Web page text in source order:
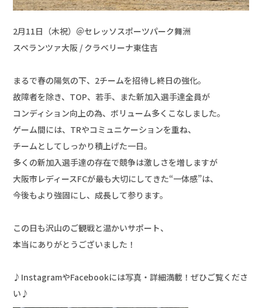
2月11日（木祝）＠セレッソスポーツパーク舞洲
スペランツァ大阪 / クラベリーナ東住吉
まるで春の陽気の下、2チームを招待し終日の強化。
故障者を除き、TOP、若手、また新加入選手達全員が
コンディション向上の為、ボリューム多くこなしました。
ゲーム間には、TRやコミュニケーションを重ね、
チームとしてしっかり積上げた一日。
多くの新加入選手達の存在で競争は激しさを増しますが
大阪市レディースFCが最も大切にしてきた“一体感”は、
今後もより強固にし、成長して参ります。
この日も沢山のご観戦と温かいサポート、
本当にありがとうございました！
♪InstagramやFacebookには写真・詳細満載！ぜひご覧くださ